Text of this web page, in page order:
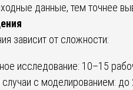
данные, тем точнее
зависит от сложности:
исследование: 10–15
с моделированием: до